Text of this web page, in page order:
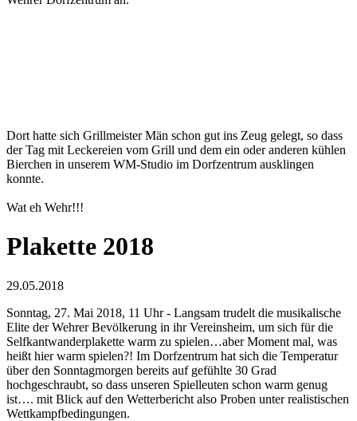
Dort hatte sich Grillmeister Män schon gut ins Zeug gelegt, so dass
der Tag mit Leckereien vom Grill und dem ein oder anderen kühlen
Bierchen in unserem WM-Studio im Dorfzentrum ausklingen
konnte.
Wat eh Wehr!!!
Plakette 2018
29.05.2018
Sonntag, 27. Mai 2018, 11 Uhr - Langsam trudelt die musikalische
Elite der Wehrer Bevölkerung in ihr Vereinsheim, um sich für die
Selfkantwanderplakette warm zu spielen…aber Moment mal, was
heißt hier warm spielen?! Im Dorfzentrum hat sich die Temperatur
über den Sonntagmorgen bereits auf gefühlte 30 Grad
hochgeschraubt, so dass unseren Spielleuten schon warm genug
ist…. mit Blick auf den Wetterbericht also Proben unter realistischen
Wettkampfbedingungen.